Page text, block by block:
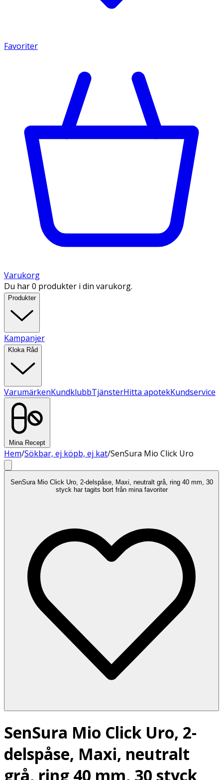
Favoriter
Varukorg
Du har 0 produkter i din varukorg.
Produkter
Kampanjer
Kloka Råd
VarumärkenKundklubbTjänsterHitta apotekKundservice
Mina Recept
Hem/Sökbar, ej köpb, ej kat/SenSura Mio Click Uro
SenSura Mio Click Uro, 2-delspåse, Maxi, neutralt grå, ring 40 mm, 30
styck har tagits bort från mina favoriter
SenSura Mio Click Uro, 2-
delspåse, Maxi, neutralt
grå, ring 40 mm, 30 styck